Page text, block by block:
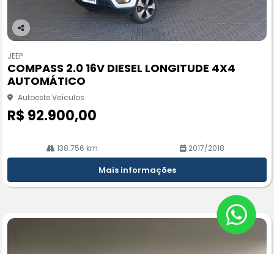
Co
pa
rtil
he
JEEP
COMPASS 2.0 16V DIESEL LONGITUDE 4X4
AUTOMÁTICO
Autoeste Veículos
R$ 92.900,00
138.756 km 2017/2018
Mais informações